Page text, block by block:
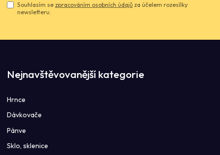
Souhlasím se zpracováním osobních údajů za účelem rozesílky
newsletteru.
Nejnavštěvovanější kategorie
Hrnce
Dávkovače
Pánve
Sklo, sklenice